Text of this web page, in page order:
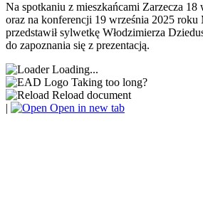
Na spotkaniu z mieszkańcami Zarzecza 18
oraz na konferencji 19 września 2025 roku
przedstawił sylwetkę Włodzimierza
do zapoznania się z prezentacją.
Loading...
Taking too long?
Reload document
|
Open in new tab